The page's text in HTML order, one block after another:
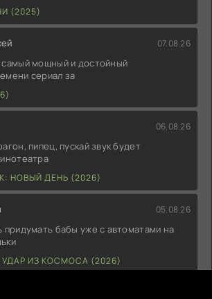
(2025)
07.08.26
мощный и достойный
сериал за
06.08.26
пипец, пускай звук будет
НОВЫЙ ДЕНЬ (2026)
05.08.26
придумать бабы уже с автоматами на
ИЗ КОСМОСА (2026)